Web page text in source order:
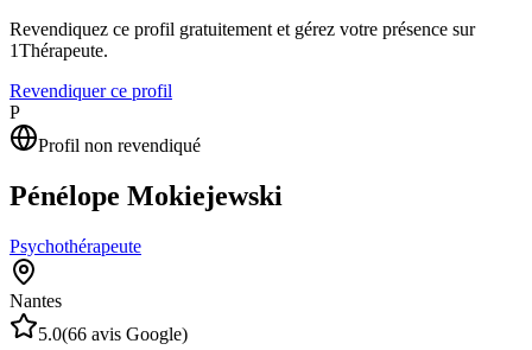
Revendiquez ce profil gratuitement et gérez votre présence sur
1Thérapeute.
Revendiquer ce profil
P
Profil non revendiqué
Pénélope Mokiejewski
Psychothérapeute
Nantes
5.0(66 avis Google)